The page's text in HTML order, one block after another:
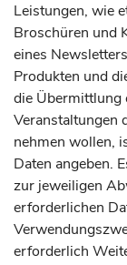
Leistungen, wie
Broschüren und
eines
Produkten und
die Übermittlung
Veranstaltungen
nehmen wollen,
Daten angeben.
zur jeweiligen
erforderlichen
erforderlich